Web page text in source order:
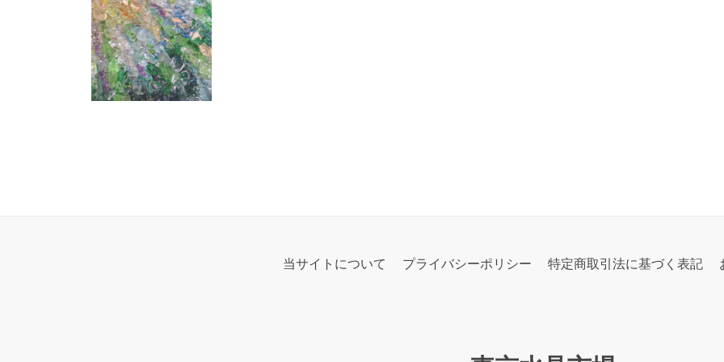
当サイトについて プライバシーポリシー 特定商取引法に基づく表記